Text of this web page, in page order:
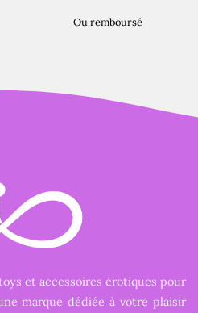
Ou remboursé
et accessoires érotiques pour
marque dédiée à votre plaisir